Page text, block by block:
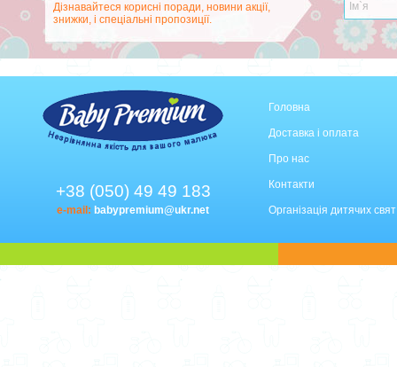
Дізнавайтеся корисні поради, новини акції,
знижки, і спеціальні пропозиції.
+38 (050) 49 49 183
e-mail: babypremium@ukr.net
Головна
Доставка і оплата
Про нас
Контакти
Організація дитячих свят